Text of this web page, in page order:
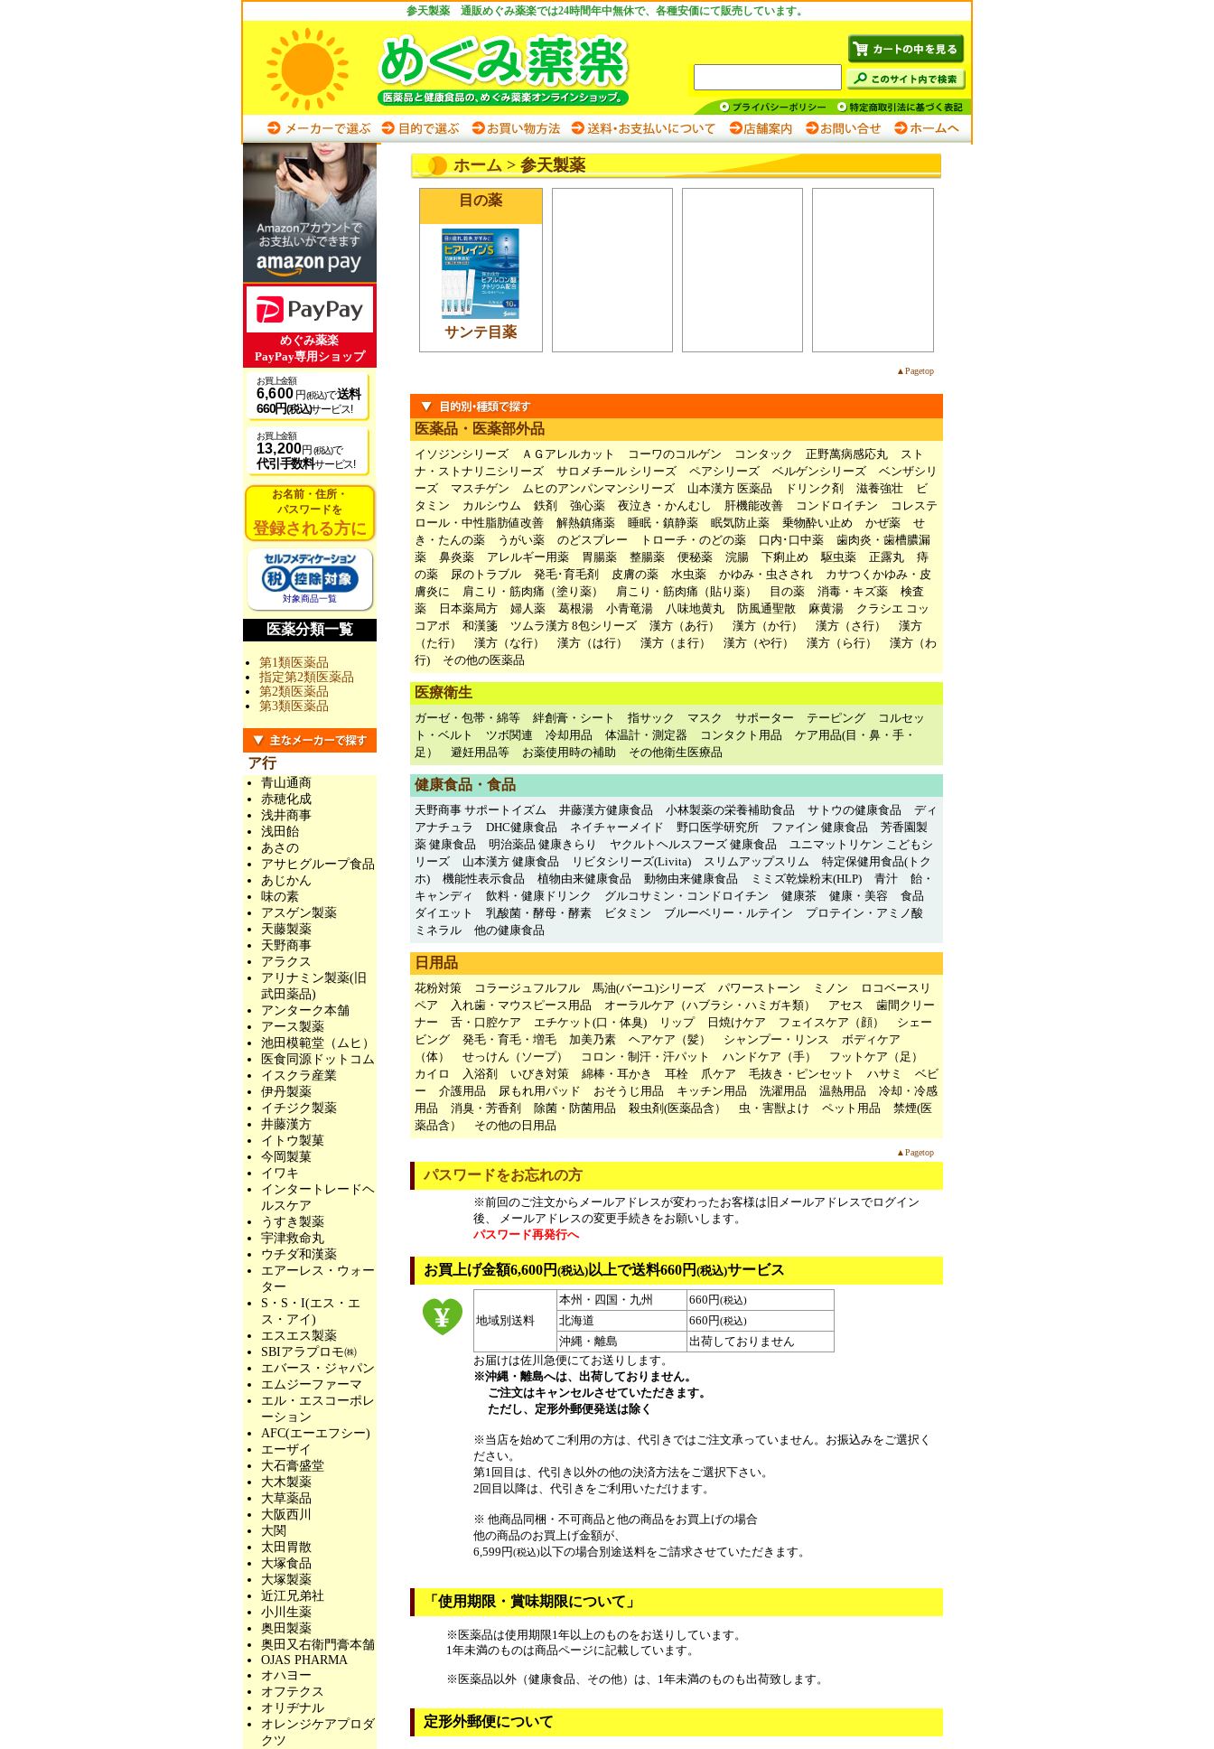
参天製薬 通販めぐみ薬楽では24時間年中無休で、各種安価にて販売しています。
ホーム> 参天製薬
目の薬
サンテ目薬
▲Pagetop
医薬品・医薬部外品
イソジンシリーズ ＡＧアレルカット コーワのコルゲン コンタック 正野萬病感応丸
スト
ナ・ストナリニシリーズ
サロメチール シリーズ ペアシリーズ ベルゲンシリーズ
ベンザシリ
ーズ
マスチゲン ムヒのアンパンマンシリーズ 山本漢方 医薬品 ドリンク剤 滋養強壮
ビ
タミン
カルシウム 鉄剤 強心薬 夜泣き・かんむし 肝機能改善 コンドロイチン
コレステ
ロール・中性脂肪値改善
解熱鎮痛薬 睡眠・鎮静薬 眠気防止薬 乗物酔い止め かぜ薬
せ
き・たんの薬
うがい薬 のどスプレー トローチ・のどの薬 口内･口中薬
歯肉炎・歯槽膿漏
薬
鼻炎薬 アレルギー用薬 胃腸薬 整腸薬 便秘薬 浣腸 下痢止め 駆虫薬 正露丸
痔
の薬
尿のトラブル 発毛･育毛剤 皮膚の薬 水虫薬 かゆみ・虫さされ
カサつくかゆみ・皮
膚炎に
肩こり・筋肉痛（塗り薬） 肩こり・筋肉痛（貼り薬） 目の薬 消毒・キズ薬
検査
薬
日本薬局方 婦人薬 葛根湯 小青竜湯 八味地黄丸 防風通聖散 麻黄湯
クラシエ コッ
コアポ
和漢箋 ツムラ漢方 8包シリーズ 漢方（あ行） 漢方（か行） 漢方（さ行）
漢方
（た行）
漢方（な行） 漢方（は行） 漢方（ま行） 漢方（や行） 漢方（ら行）
漢方（わ
行)
その他の医薬品
医療衛生
ガーゼ・包帯・綿等 絆創膏・シート 指サック マスク サポーター テーピング
コルセッ
ト・ベルト
ツボ関連 冷却用品 体温計・測定器 コンタクト用品
ケア用品(目・鼻・手・
足）
避妊用品等 お薬使用時の補助 その他衛生医療品
健康食品・食品
天野商事 サポートイズム 井藤漢方健康食品 小林製薬の栄養補助食品 サトウの健康食品
ディ
アナチュラ
DHC健康食品 ネイチャーメイド 野口医学研究所 ファイン 健康食品
芳香園製
薬 健康食品
明治薬品 健康きらり ヤクルトヘルスフーズ 健康食品
ユニマットリケン こどもシ
リーズ
山本漢方 健康食品 リビタシリーズ(Livita) スリムアップスリム
特定保健用食品(トク
ホ)
機能性表示食品 植物由来健康食品 動物由来健康食品 ミミズ乾燥粉末(HLP) 青汁
飴・
キャンディ
飲料・健康ドリンク グルコサミン・コンドロイチン 健康茶 健康・美容
食品
ダイエット
乳酸菌・酵母・酵素 ビタミン ブルーベリー・ルテイン
プロテイン・アミノ酸
ミネラル
他の健康食品
日用品
花粉対策 コラージュフルフル 馬油(バーユ)シリーズ パワーストーン ミノン
ロコベースリ
ペア
入れ歯・マウスピース用品 オーラルケア（ハブラシ・ハミガキ類） アセス
歯間クリー
ナー
舌・口腔ケア エチケット(口・体臭) リップ 日焼けケア フェイスケア（顔）
シェー
ビング
発毛・育毛・増毛 加美乃素 ヘアケア（髪） シャンプー・リンス
ボディケア
（体）
せっけん（ソープ） コロン・制汗・汗パット ハンドケア（手）
フットケア（足）
カイロ
入浴剤 いびき対策 綿棒・耳かき 耳栓 爪ケア 毛抜き・ピンセット ハサミ
ベビ
ー
介護用品 尿もれ用パッド おそうじ用品 キッチン用品 洗濯用品 温熱用品
冷却・冷感
用品
消臭・芳香剤 除菌・防菌用品 殺虫剤(医薬品含） 虫・害獣よけ ペット用品
禁煙(医
薬品含）
その他の日用品
▲Pagetop
パスワードをお忘れの方
※前回のご注文からメールアドレスが変わったお客様は旧メールアドレスでログイン
後、 メールアドレスの変更手続きをお願いします。
パスワード再発行へ
お買上げ金額6,600円 (税込)以上で送料660円 (税込)サービス
地域別送料
本州・四国・九州 660円(税込)
北海道 660円(税込)
沖縄・離島
出荷しておりません
お届けは佐川急便にてお送りします。
※沖縄・離島へは、出荷しておりません。
ご注文はキャンセルさせていただきます。
ただし、定形外郵便発送は除く
※当店を始めてご利用の方は、代引きではご注文承っていません。お振込みをご選択く
ださい。
第1回目は、代引き以外の他の決済方法をご選択下さい。
2回目以降は、代引きをご利用いただけます。
※ 他商品同梱・不可商品と他の商品をお買上げの場合
他の商品のお買上げ金額が、
6,599円(税込)以下の場合別途送料をご請求させていただきます。
「使用期限・賞味期限について」
※医薬品は使用期限1年以上のものをお送りしています。
1年未満のものは商品ページに記載しています。
※医薬品以外（健康食品、その他）は、1年未満のものも出荷致します。
定形外郵便について
めぐみ薬楽
PayPay専用ショップ
お買上金額
6,600 円(税込)で送料
660円(税込)サービス!
お買上金額
13,200円 (税込)で
代引手数料サービス!
お名前・住所・
パスワードを
登録される方に
対象商品一覧
医薬分類一覧
第1類医薬品
指定第2類医薬品
第2類医薬品
第3類医薬品
ア行
青山通商
赤穂化成
浅井商事
浅田飴
あさの
アサヒグループ食品
あじかん
味の素
アスゲン製薬
天藤製薬
天野商事
アラクス
アリナミン製薬(旧
武田薬品)
アンターク本舗
アース製薬
池田模範堂（ムヒ）
医食同源ドットコム
イスクラ産業
伊丹製薬
イチジク製薬
井藤漢方
イトウ製菓
今岡製菓
イワキ
インタートレードヘ
ルスケア
うすき製薬
宇津救命丸
ウチダ和漢薬
エアーレス・ウォー
ター
S・S・I(エス・エ
ス・アイ)
エスエス製薬
SBIアラプロモ㈱
エバース・ジャパン
エムジーファーマ
エル・エスコーポレ
ーション
AFC(エーエフシー)
エーザイ
大石膏盛堂
大木製薬
大草薬品
大阪西川
大関
太田胃散
大塚食品
大塚製薬
近江兄弟社
小川生薬
奥田製薬
奥田又右衛門膏本舗
OJAS PHARMA
オハヨー
オフテクス
オリヂナル
オレンジケアプロダ
クツ